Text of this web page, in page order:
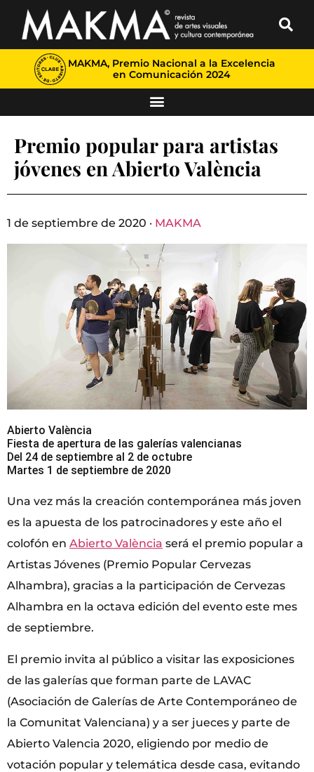
MAKMA, Premio Nacional a la Excelencia
en Comunicación 2024
Premio popular para artistas
jóvenes en Abierto València
1 de septiembre de 2020 · MAKMA
Abierto València
Fiesta de apertura de las galerías valencianas
Del 24 de septiembre al 2 de octubre
Martes 1 de septiembre de 2020
Una vez más la creación contemporánea más joven
es la apuesta de los patrocinadores y este año el
colofón en Abierto València será el premio popular a
Artistas Jóvenes (Premio Popular Cervezas
Alhambra), gracias a la participación de Cervezas
Alhambra en la octava edición del evento este mes
de septiembre.
El premio invita al público a visitar las exposiciones
de las galerías que forman parte de LAVAC
(Asociación de Galerías de Arte Contemporáneo de
la Comunitat Valenciana) y a ser jueces y parte de
Abierto Valencia 2020, eligiendo por medio de
votación popular y telemática desde casa, evitando